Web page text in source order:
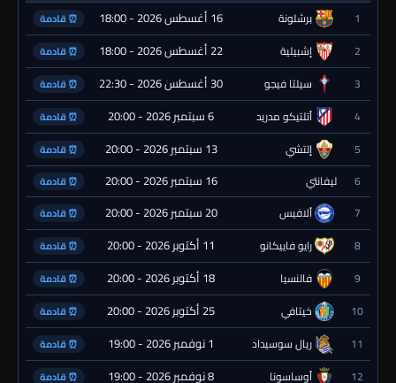
1
برشلونة 16 أغسطس 2026 - 18:00 ⏰ قادمة
2 إشبيلية 22 أغسطس 2026 - 18:00 ⏰ قادمة
3 سيلتا فيجو 30 أغسطس 2026 - 22:30 ⏰ قادمة
4 أتلتيكو مدريد 6 سبتمبر 2026 - 20:00 ⏰ قادمة
5 إلتشي 13 سبتمبر 2026 - 20:00 ⏰ قادمة
6 ليفانتي 16 سبتمبر 2026 - 20:00 ⏰ قادمة
7 ألافيس 20 سبتمبر 2026 - 20:00 ⏰ قادمة
8 رايو فاييكانو 11 أكتوبر 2026 - 20:00 ⏰ قادمة
9 فالنسيا 18 أكتوبر 2026 - 20:00 ⏰ قادمة
10 خيتافي 25 أكتوبر 2026 - 20:00 ⏰ قادمة
11 ريال سوسيداد 1 نوفمبر 2026 - 19:00 ⏰ قادمة
12 أوساسونا 8 نوفمبر 2026 - 19:00 ⏰ قادمة